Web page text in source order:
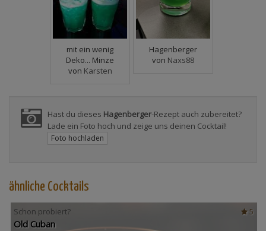
mit ein wenig
Deko... Minze
von Karsten
Hagenberger
von Naxs88
Hast du dieses Hagenberger-Rezept auch zubereitet?
Lade ein Foto hoch und zeige uns deinen Cocktail!
Foto hochladen
ähnliche Cocktails
5
Schon probiert?
Old Cuban